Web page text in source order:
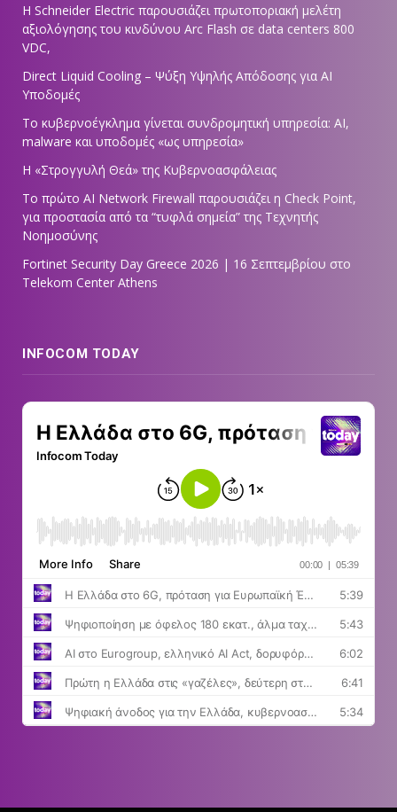
Η Schneider Electric παρουσιάζει πρωτοποριακή μελέτη
αξιολόγησης του κινδύνου Arc Flash σε data centers 800
VDC,
Direct Liquid Cooling – Ψύξη Υψηλής Απόδοσης για AI
Υποδομές
Το κυβερνοέγκλημα γίνεται συνδρομητική υπηρεσία: AI,
malware και υποδομές «ως υπηρεσία»
Η «Στρογγυλή Θεά» της Κυβερνοασφάλειας
Tο πρώτο AI Network Firewall παρουσιάζει η Check Point,
για προστασία από τα “τυφλά σημεία” της Τεχνητής
Νοημοσύνης
Fortinet Security Day Greece 2026 | 16 Σεπτεμβρίου στο
Telekom Center Athens
INFOCOM TODAY